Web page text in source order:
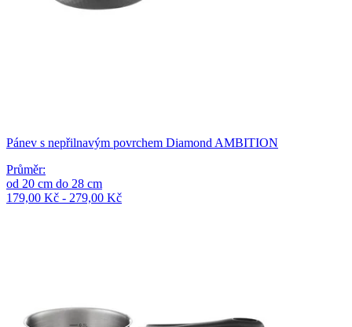
Pánev s nepřilnavým povrchem Diamond AMBITION
Průměr:
od 20 cm do 28 cm
179,00 Kč - 279,00 Kč